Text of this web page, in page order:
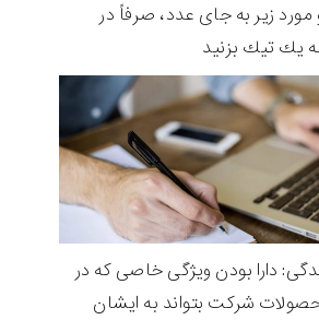
مورد زير به جای عدد، صرفاً در
يك تيك بزنيد
دارا بودن ويژگی خاصی كه در
شرکت بتواند به ايشان